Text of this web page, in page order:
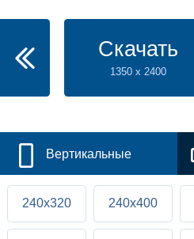
Скачать
1350 x 2400
Вертикальные
240x320 240x400